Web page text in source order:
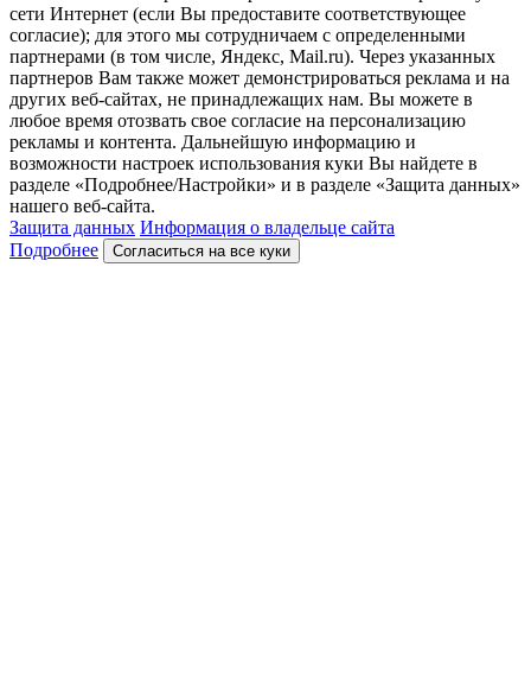
сети Интернет (если Вы предоставите соответствующее
согласие); для этого мы сотрудничаем с определенными
партнерами (в том числе, Яндекс, Mail.ru). Через указанных
партнеров Вам также может демонстрироваться реклама и на
других веб-сайтах, не принадлежащих нам. Вы можете в
любое время отозвать свое согласие на персонализацию
рекламы и контента. Дальнейшую информацию и
возможности настроек использования куки Вы найдете в
разделе «Подробнее/Настройки» и в разделе «Защита данных»
нашего веб-сайта.
Защита данных Информация о владельце сайта
Подробнее
Согласиться на все куки